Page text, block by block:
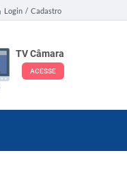
Login / Cadastro
TV Câmara
ACESSE